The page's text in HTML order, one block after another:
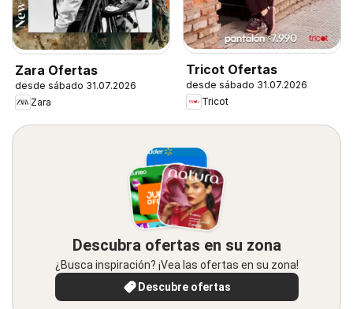
Zara Ofertas
desde sábado 31.07.2026
Zara
Tricot Ofertas
desde sábado 31.07.2026
Tricot
Descubra ofertas en su zona
¿Busca inspiración? ¡Vea las ofertas en su zona!
Descubre ofertas